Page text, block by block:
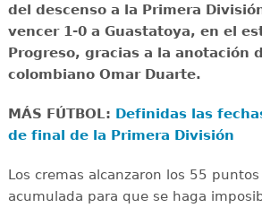
del descenso a la Primera
vencer 1-0 a Guastatoya, en el
Progreso, gracias a la anotación
colombiano Omar Duarte.
MÁS FÚTBOL: Definidas las
de final de la Primera División
Los cremas alcanzaron los 55
acumulada para que se haga